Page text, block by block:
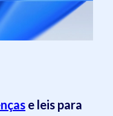
e leis para